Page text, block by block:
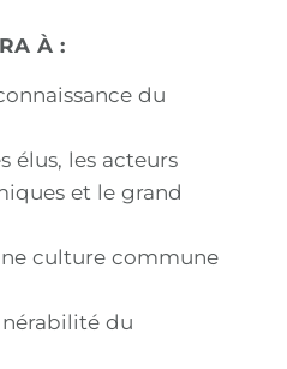
À :
du
élus, les acteurs
et le grand
culture commune
du